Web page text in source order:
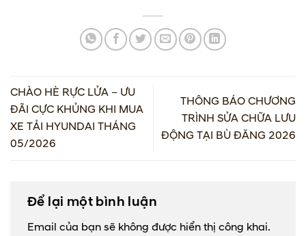
CHÀO HÈ RỰC LỬA – ƯU
ĐÃI CỰC KHỦNG KHI MUA
XE TẢI HYUNDAI THÁNG
05/2026
THÔNG BÁO CHƯƠNG
TRÌNH SỬA CHỮA LƯU
ĐỘNG TẠI BÙ ĐĂNG 2026
Để lại một bình luận
Email của bạn sẽ không được hiển thị công khai.